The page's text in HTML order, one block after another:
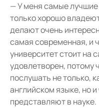
— У меня самые
только хорошо
делают очень
самая современная, и
университет стоит на
удовлетворен, потому
послушать не только,
английском языке, но
представляют в науке.